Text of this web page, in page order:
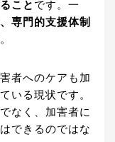
こと です。一
専門的支援体制
。
者へのケアも加
いる現状です。
なく、加害者に
できるのではな